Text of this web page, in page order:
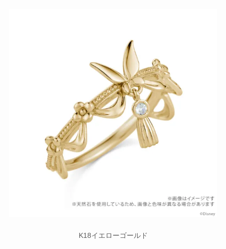
K18イエローゴールド